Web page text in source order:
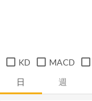
日 週
KD MACD